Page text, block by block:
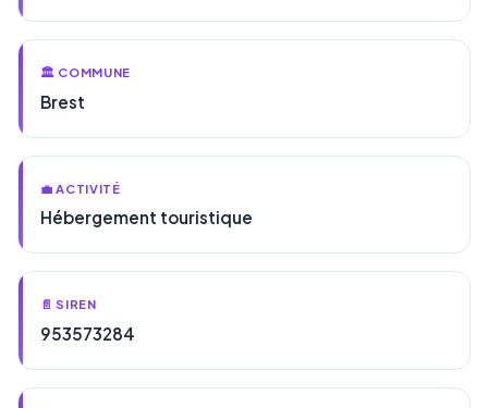
🏛️ COMMUNE
Brest
💼 ACTIVITÉ
Hébergement touristique
📄 SIREN
953573284